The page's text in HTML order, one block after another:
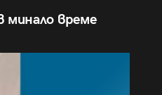
минало време